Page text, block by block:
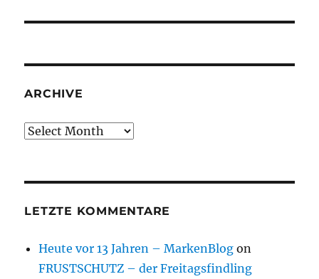
ARCHIVE
Archive
LETZTE KOMMENTARE
Heute vor 13 Jahren – MarkenBlog on
FRUSTSCHUTZ – der Freitagsfindling